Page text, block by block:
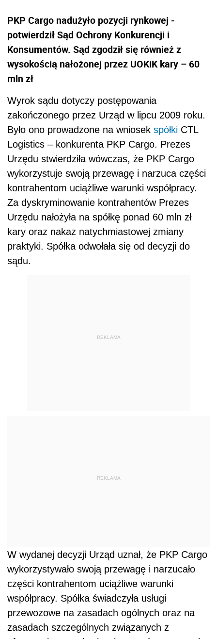
PKP Cargo nadużyło pozycji rynkowej -
potwierdził Sąd Ochrony Konkurencji i
Konsumentów. Sąd zgodził się również z
wysokością nałożonej przez UOKiK kary – 60
mln zł
Wyrok sądu dotyczy postępowania
zakończonego przez Urząd w lipcu 2009 roku.
Było ono prowadzone na wniosek spółki CTL
Logistics – konkurenta PKP Cargo. Prezes
Urzędu stwierdziła wówczas, że PKP Cargo
wykorzystuje swoją przewagę i narzuca części
kontrahentom uciążliwe warunki współpracy.
Za dyskryminowanie kontrahentów Prezes
Urzędu nałożyła na spółkę ponad 60 mln zł
kary oraz nakaz natychmiastowej zmiany
praktyki. Spółka odwołała się od decyzji do
sądu.
REKLAMA
REKLAMA
W wydanej decyzji Urząd uznał, że PKP Cargo
wykorzystywało swoją przewagę i narzucało
części kontrahentom uciążliwe warunki
współpracy. Spółka świadczyła usługi
przewozowe na zasadach ogólnych oraz na
zasadach szczególnych związanych z